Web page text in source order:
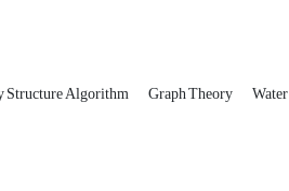
Structure Algorithm Graph Theory